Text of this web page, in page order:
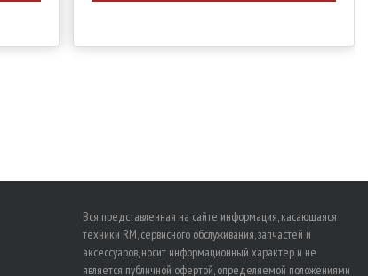
Вся представленная на сайте информация, касающаяся
техники RM, сервисного обслуживания, запчастей и
аксессуаров, носит информационный характер и не
является публичной офертой, определяемой положениями